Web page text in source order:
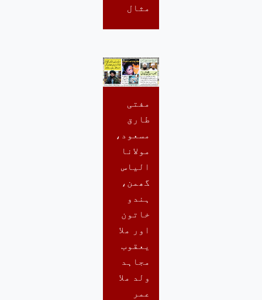
مثال
مفتی
طارق
مسعود،
مولانا
الیاس
گھمن،
ہندو
خاتون
اور ملا
یعقوب
مجاہد
ولد ملا
عمر